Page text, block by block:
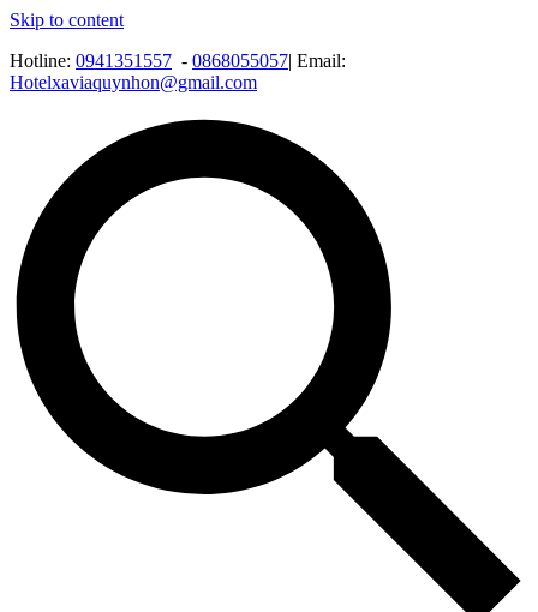
Skip to content
Hotline: 0941351557 - 0868055057| Email:
Hotelxaviaquynhon@gmail.com